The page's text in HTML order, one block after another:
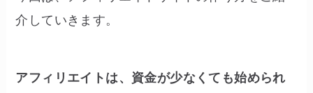
介していきます。
アフィリエイトは、資金が少なくても始められ